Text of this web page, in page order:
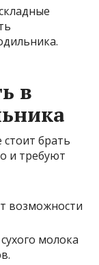
в
брать
и требуют
возможности
молока